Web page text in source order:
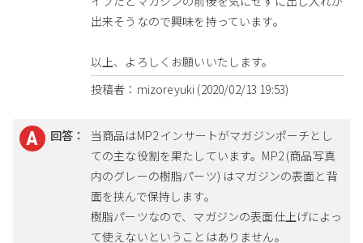
出来そうなので興味を持っています。
以上、よろしくお願いいたします。
投稿者：mizoreyuki (2020/02/13 19:53)
回答：
当商品はMP2 インサートがマガジンポーチとし
ての主な役割を果たしています。MP2 (商品写真
内のグレーの樹脂パーツ) はマガジンの表面と背
面を挟んで保持します。
樹脂パーツなので、マガジンの表面仕上げによっ
て使えないということはありません。